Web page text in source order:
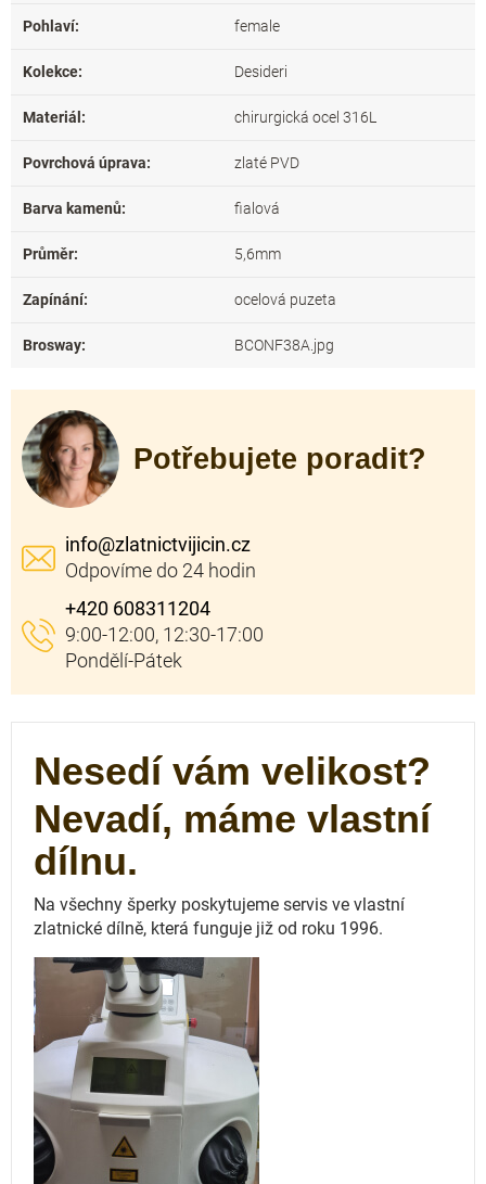
Pohlaví: female
Kolekce: Desideri
Materiál : chirurgická ocel 316L
Povrchová úprava: zlaté PVD
Barva kamenů: fialová
Průměr: 5,6mm
Zapínání: ocelová puzeta
Brosway: BCONF38A.jpg
Potřebujete poradit?
info@zlatnictvijicin.cz
+420 608311204
Nesedí vám velikost?
Nevadí, máme vlastní
dílnu.
Na všechny šperky poskytujeme servis ve vlastní
zlatnické dílně, která funguje již od roku 1996.